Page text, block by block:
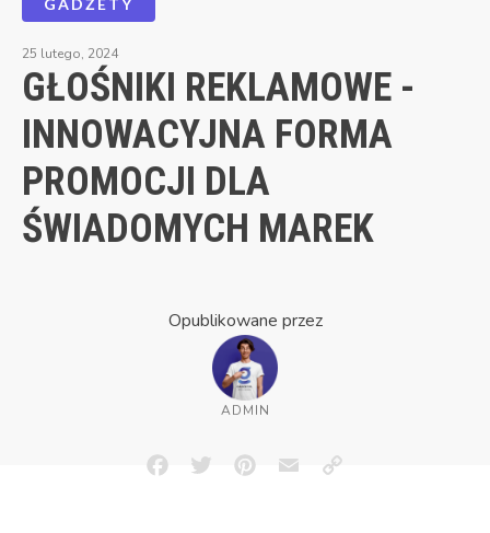
25 lutego, 2024
GŁOŚNIKI REKLAMOWE -
INNOWACYJNA FORMA
PROMOCJI DLA
ŚWIADOMYCH MAREK
Opublikowane przez
ADMIN
FacebookTwitterPinterestEmailCopy